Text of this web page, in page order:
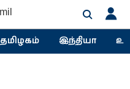
தமிழகம் இந்தியா